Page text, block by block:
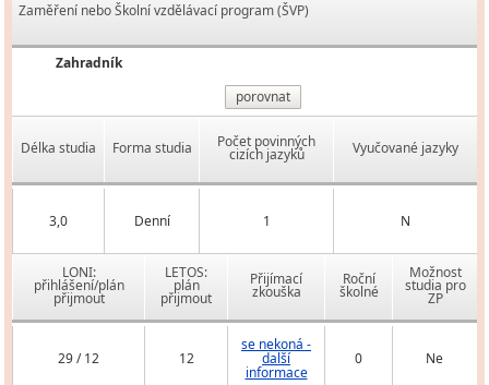
Zaměření nebo Školní vzdělávací program (ŠVP)
Zahradník
porovnat
Délka studia Forma studia Počet povinných
cizích jazyků Vyučované jazyky
3,0 Denní 1 N
LONI:
přihlášení/plán
přijmout
LETOS:
plán
přijmout
Přijímací
zkouška
Roční
školné
Možnost
studia pro
ZP
29 / 12 12
se nekoná -
další
informace
0 Ne